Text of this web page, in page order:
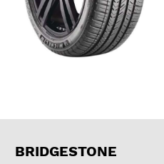
BRIDGESTONE